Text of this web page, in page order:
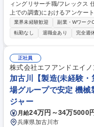
ィングリサーチ職/フレックス 仕事の内容 インターネットリサーチ(WEB
上での調査)におけるアンケー
ター(アンケート回答者)の抽
の配信、回答の集計をご担当頂きます。 【具体的な業務
ト内容の原案は東京の企画部
ム、言い回しなどの細部をつ
をチェックしながら作成する
って進める面白さややりがい
もございます。今後、顧客と直接
未経験/第二新卒歓迎【札幌】
業界未経験歓迎 副業・Wワーク
転勤なし
退職金あり 完全週
正社員
株式会社エフアンドエイ
加古川【製造(未経験
場グループで安定 機
ジャー
月給24万円～34万5000
兵庫県加古川市